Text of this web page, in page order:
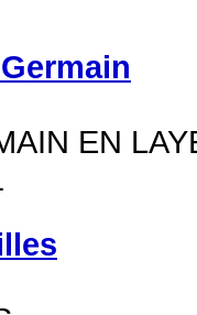
EN